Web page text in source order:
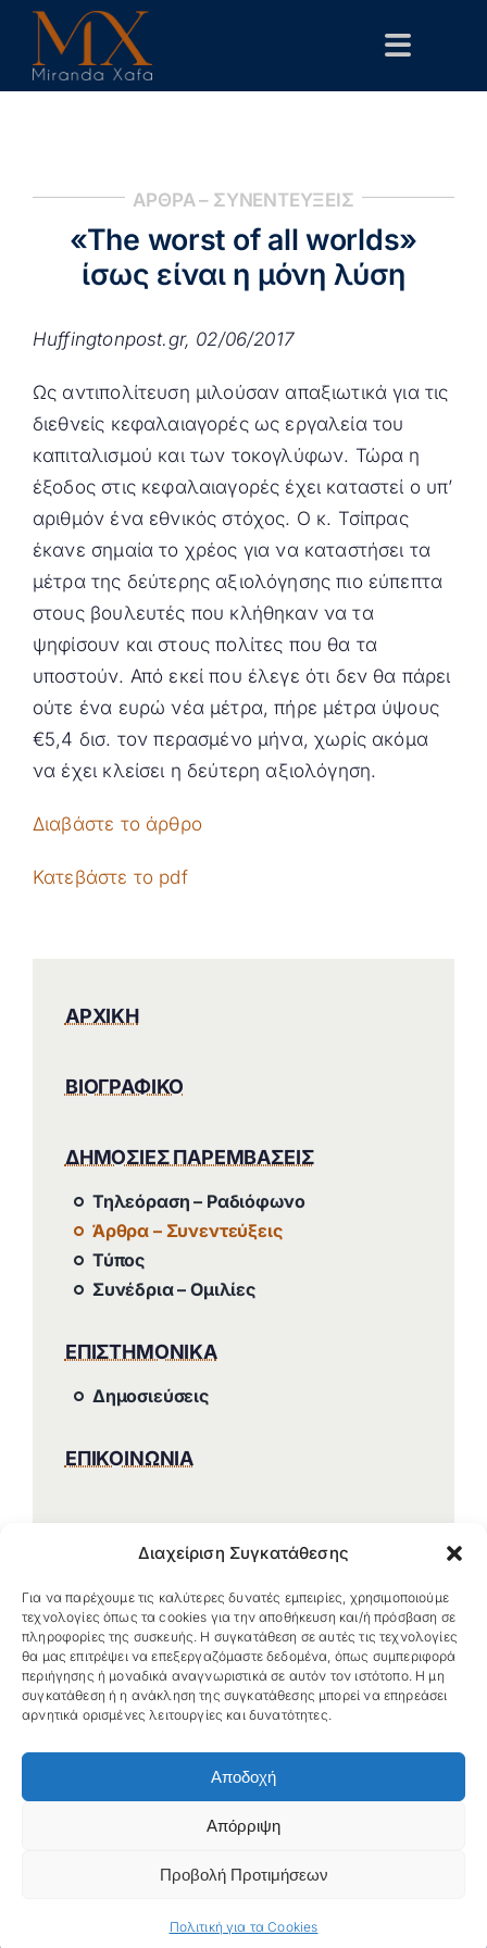
Διαχείριση Συγκατάθεσης
Για να παρέχουμε τις καλύτερες δυνατές εμπειρίες, χρησιμοποιούμε
τεχνολογίες όπως τα cookies για την αποθήκευση και/ή πρόσβαση σε
πληροφορίες της συσκευής. Η συγκατάθεση σε αυτές τις τεχνολογίες
θα μας επιτρέψει να επεξεργαζόμαστε δεδομένα, όπως συμπεριφορά
περιήγησης ή μοναδικά αναγνωριστικά σε αυτόν τον ιστότοπο. Η μη
συγκατάθεση ή η ανάκληση της συγκατάθεσης μπορεί να επηρεάσει
αρνητικά ορισμένες λειτουργίες και δυνατότητες.
Αποδοχή
Απόρριψη
Προβολή Προτιμήσεων
Πολιτική για τα Cookies
Skip
content
Toggle
Αρχική
Δημόσιες Παρεμβάσεις
Επιστημονικά
ΑΡΘΡΑ – ΣΥΝΕΝΤΕΥΞΕΙΣ
«The worst of all worlds»
ίσως είναι η μόνη λύση
Huffingtonpost.gr, 02/06/2017
Ως αντιπολίτευση μιλούσαν απαξιωτικά για τις
διεθνείς κεφαλαιαγορές ως εργαλεία του
καπιταλισμού και των τοκογλύφων. Τώρα η
έξοδος στις κεφαλαιαγορές έχει καταστεί ο υπ’
αριθμόν ένα εθνικός στόχος. Ο κ. Τσίπρας
έκανε σημαία το χρέος για να καταστήσει τα
μέτρα της δεύτερης αξιολόγησης πιο εύπεπτα
στους βουλευτές που κλήθηκαν να τα
ψηφίσουν και στους πολίτες που θα τα
υποστούν. Από εκεί που έλεγε ότι δεν θα πάρει
ούτε ένα ευρώ νέα μέτρα, πήρε μέτρα ύψους
€5,4 δισ. τον περασμένο μήνα, χωρίς ακόμα
να έχει κλείσει η δεύτερη αξιολόγηση.
Διαβάστε το άρθρο
Κατεβάστε το pdf
ΑΡΧΙΚΗ
ΒΙΟΓΡΑΦΙΚΟ
ΔΗΜΟΣΙΕΣ ΠΑΡΕΜΒΑΣΕΙΣ
Τηλεόραση – Ραδιόφωνο
Άρθρα – Συνεντεύξεις
Τύπος
Συνέδρια – Ομιλίες
ΕΠΙΣΤΗΜΟΝΙΚΑ
Δημοσιεύσεις
ΕΠΙΚΟΙΝΩΝΙΑ
© 2026 Miranda Xafa • Developed by
για τα Cookies